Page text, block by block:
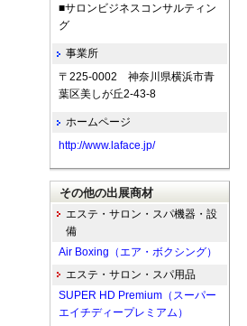
■サロンビジネスコンサルティン
グ
事業所
〒225-0002 神奈川県横浜市青
葉区美しが丘2-43-8
ホームページ
http://www.laface.jp/
その他の出展商材
エステ・サロン・スパ機器・設
備
Air Boxing（エア・ボクシング）
エステ・サロン・スパ用品
SUPER HD Premium（スーパー
エイチディープレミアム）